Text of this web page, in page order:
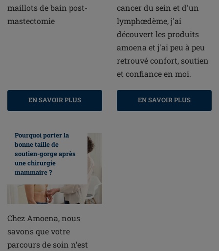
maillots de bain post-
mastectomie
EN SAVOIR PLUS
cancer du sein et d'un
lymphœdème, j'ai
découvert les produits
amoena et j'ai peu à peu
retrouvé confort, soutien
et confiance en moi.
EN SAVOIR PLUS
Pourquoi porter la
bonne taille de
soutien-gorge après
une chirurgie
mammaire ?
Chez Amoena, nous
savons que votre
parcours de soin n’est